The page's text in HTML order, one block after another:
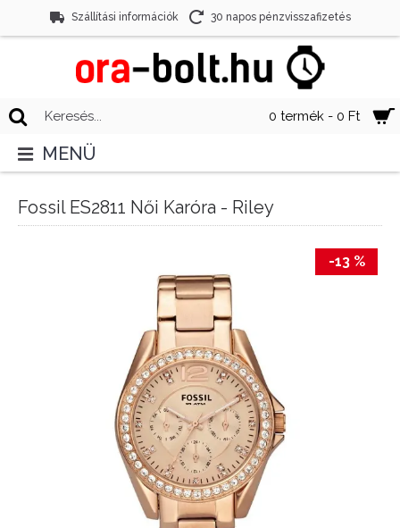
Szállítási információk 30 napos pénzvisszafizetés
0 termék - 0 Ft
MENÜ
Fossil ES2811 Női Karóra - Riley
-13 %